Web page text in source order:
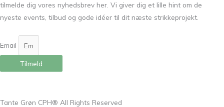
tilmelde dig vores nyhedsbrev her. Vi giver dig et lille hint om de
nyeste events, tilbud og gode idéer til dit næste strikkeprojekt.
Email
Tilmeld
Tante Grøn CPH® All Rights Reserved